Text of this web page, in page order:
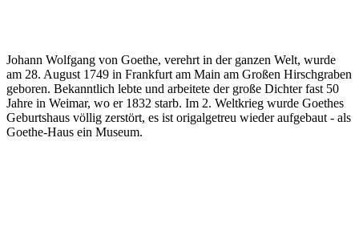
Johann Wolfgang von Goethe, verehrt in der ganzen Welt, wurde
am 28. August 1749 in Frankfurt am Main am Großen Hirschgraben
geboren. Bekanntlich lebte und arbeitete der große Dichter fast 50
Jahre in Weimar, wo er 1832 starb. Im 2. Weltkrieg wurde Goethes
Geburtshaus völlig zerstört, es ist origalgetreu wieder aufgebaut - als
Goethe-Haus ein Museum.